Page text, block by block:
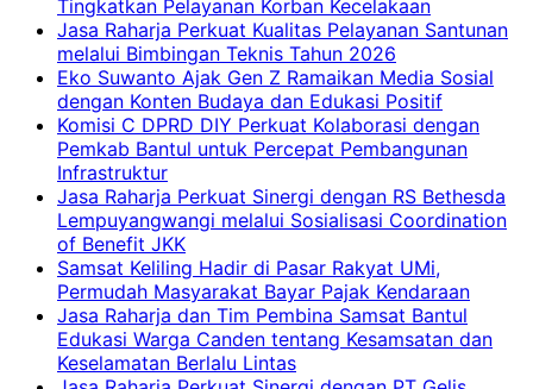
Tingkatkan Pelayanan Korban Kecelakaan
Jasa Raharja Perkuat Kualitas Pelayanan Santunan
melalui Bimbingan Teknis Tahun 2026
Eko Suwanto Ajak Gen Z Ramaikan Media Sosial
dengan Konten Budaya dan Edukasi Positif
Komisi C DPRD DIY Perkuat Kolaborasi dengan
Pemkab Bantul untuk Percepat Pembangunan
Infrastruktur
Jasa Raharja Perkuat Sinergi dengan RS Bethesda
Lempuyangwangi melalui Sosialisasi Coordination
of Benefit JKK
Samsat Keliling Hadir di Pasar Rakyat UMi,
Permudah Masyarakat Bayar Pajak Kendaraan
Jasa Raharja dan Tim Pembina Samsat Bantul
Edukasi Warga Canden tentang Kesamsatan dan
Keselamatan Berlalu Lintas